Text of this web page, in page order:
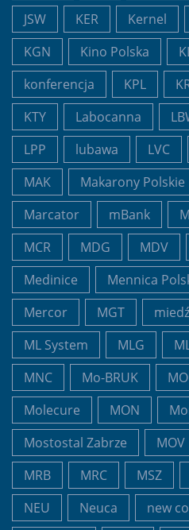
JSW
KER Kernel
KGN
Kino Polska
konferencja
KPL
KTY
Labocanna
LPP
lubawa LVC
MAK
Makarony Polskie
Marcator
mBank
MCR
MDG MDV
Medinice
Mennica
Mercor
MGT miedź
ML System
MLG
MNC
Mo-BRUK
Molecure
MON
Mostostal Zabrze
MOV
MRB
MRC MSZ
NEU
Neuca new